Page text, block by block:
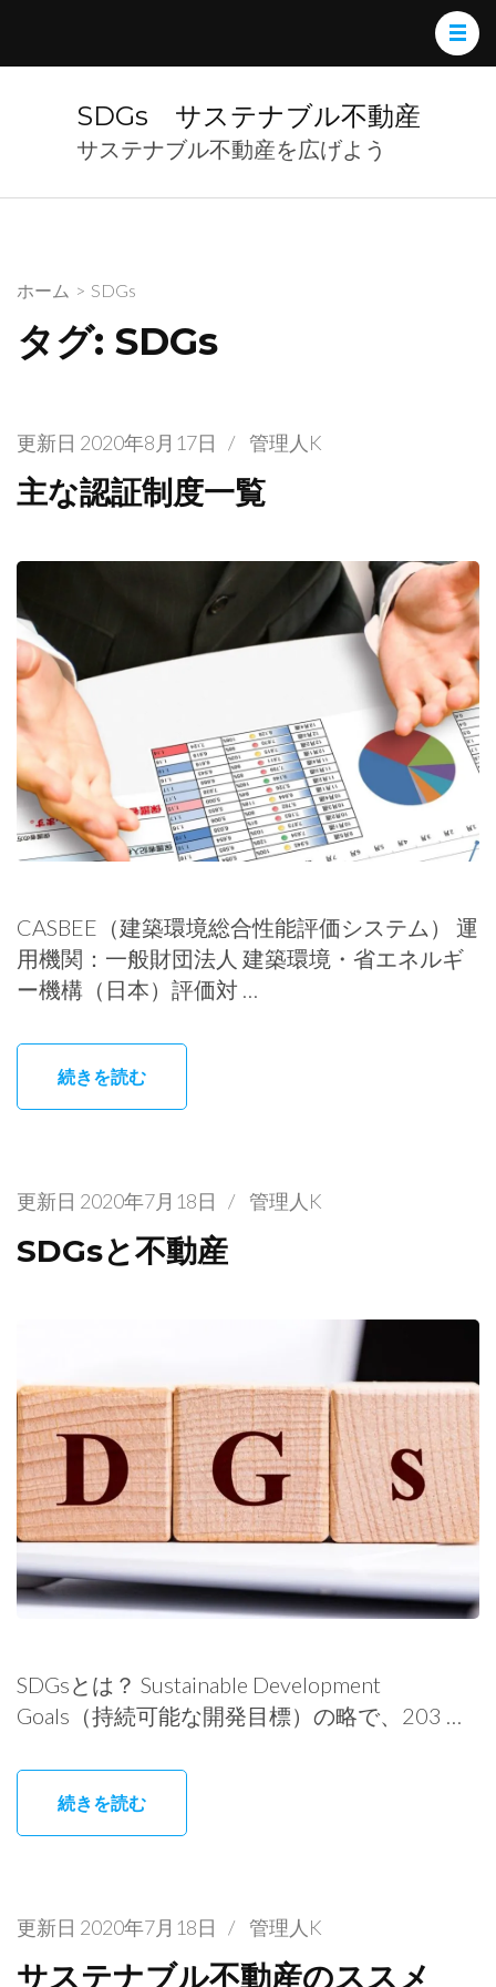
ス
プ
(Enter
SDGs サステナブル不動産
サステナブル不動産を広げよう
ホーム > SDGs
タグ: SDGs
更新日 2020年8月17日 / 管理人K
主な認証制度一覧
CASBEE（建築環境総合性能評価システム） 運
用機関：一般財団法人 建築環境・省エネルギ
ー機構（日本）評価対 …
続きを読む
更新日 2020年7月18日 / 管理人K
SDGsと不動産
SDGsとは？ Sustainable Development
Goals（持続可能な開発目標）の略で、203 …
続きを読む
更新日 2020年7月18日 / 管理人K
サステナブル不動産のススメ